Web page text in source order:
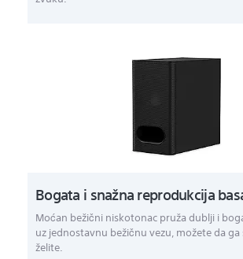
Bogata i snažna reprodukcija
Moćan bežični niskotonac pruža dublji i
uz jednostavnu bežičnu vezu, možete da
želite.